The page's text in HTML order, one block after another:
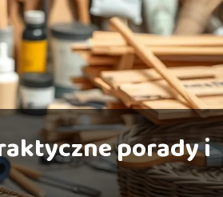
porady i